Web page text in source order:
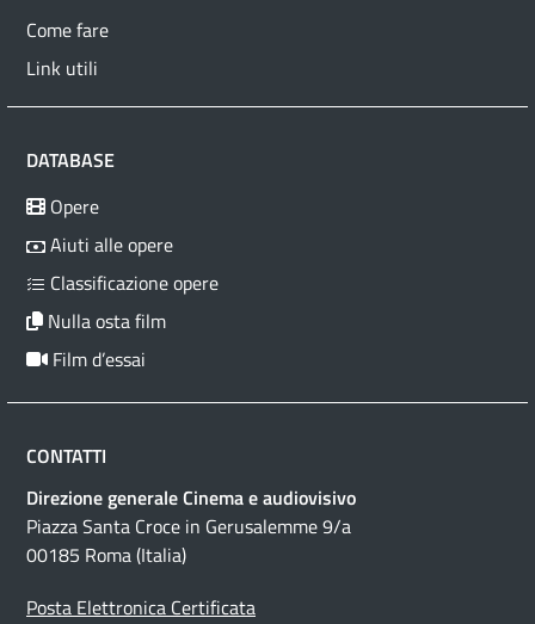
Come fare
Link utili
DATABASE
Opere
Aiuti alle opere
Classificazione opere
Nulla osta film
Film d’essai
CONTATTI
Direzione generale Cinema e audiovisivo
Piazza Santa Croce in Gerusalemme 9/a
00185 Roma (Italia)
Posta Elettronica Certificata